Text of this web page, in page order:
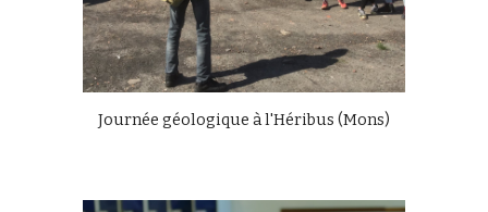
Journée géologique à l'Héribus (Mons)